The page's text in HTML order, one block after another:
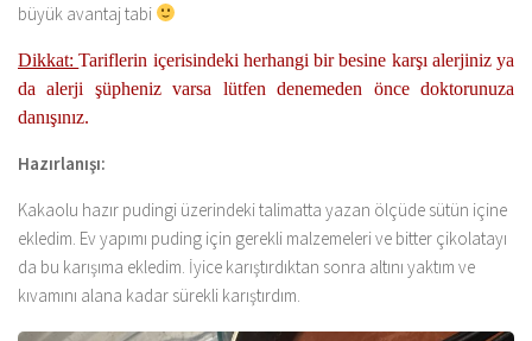
büyük avantaj tabi
Dikkat:Tariflerin içerisindeki herhangi bir besine karşı alerjiniz ya
da alerji şüpheniz varsa lütfendenemeden önce doktorunuza
danışınız.
Hazırlanışı:
Kakaolu hazır pudingi üzerindeki talimatta yazan ölçüde sütün içine
ekledim. Ev yapımı puding için gerekli malzemeleri ve bitter çikolatayı
da bu karışıma ekledim. İyice karıştırdıktan sonra altını yaktım ve
kıvamını alana kadar sürekli karıştırdım.